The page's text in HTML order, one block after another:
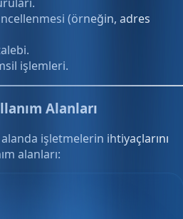
(örneğin, adres
işlemleri.
Alanları
işletmelerin ihtiyaçlarını
alanları: